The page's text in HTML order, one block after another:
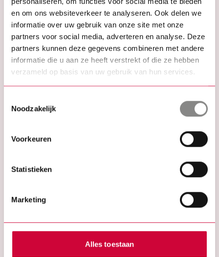
en om ons websiteverkeer te analyseren. Ook delen we
informatie over uw gebruik van onze site met onze
partners voor social media, adverteren en analyse. Deze
partners kunnen deze gegevens combineren met andere
informatie die u aan ze heeft verstrekt of die ze hebben
verzameld op basis van uw gebruik van hun services.
Noodzakelijk
Voorkeuren
Statistieken
Marketing
Alles toestaan
VOOR ELK PROJECT EEN OPLOSSING
Ontdek de eindeloze
mogelijkheden
Geheel vrijblijvend
Klantgerichte service